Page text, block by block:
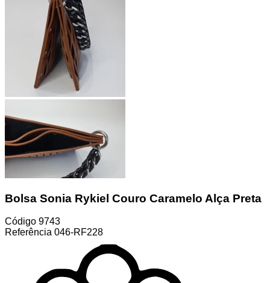
Bolsa Sonia Rykiel Couro Caramelo Alça Preta
Código 9743
Referência 046-RF228